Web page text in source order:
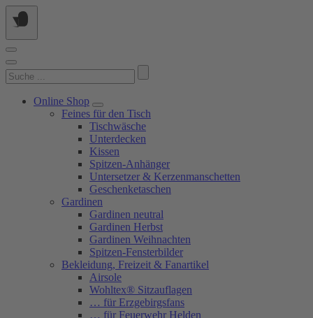
Springe
zum
Suchen
nach:
Online Shop
Feines für den Tisch
Tischwäsche
Unterdecken
Kissen
Spitzen-Anhänger
Untersetzer & Kerzenmanschetten
Geschenketaschen
Gardinen
Gardinen neutral
Gardinen Herbst
Gardinen Weihnachten
Spitzen-Fensterbilder
Bekleidung, Freizeit & Fanartikel
Airsole
Wohltex® Sitzauflagen
… für Erzgebirgsfans
… für Feuerwehr Helden